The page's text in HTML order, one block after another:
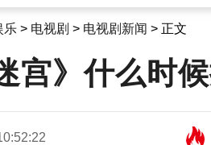
乐 > 电视剧 > 电视剧新闻 > 正文
宫》什么时